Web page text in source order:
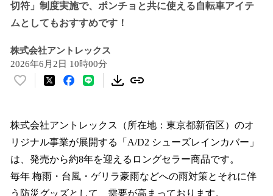
切符」制度実施で、ポンチョと共に使える自転車アイテ
ムとしてもおすすめです！
株式会社アントレックス
2026年6月2日 10時00分
い
！
数
を
読
み
込
株式会社アントレックス（所在地：東京都新宿区）のオ
リジナル事業が展開する「A/D2 シューズレインカバー」
は、発売から約8年を迎えるロングセラー商品です。
毎年 梅雨・台風・ゲリラ豪雨などへの雨対策とそれに伴
う防災グッズとして、需要が高まっております。